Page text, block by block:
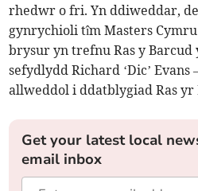
rhedwr o fri. Yn ddiweddar,
gynrychioli tîm Masters
brysur yn trefnu Ras y Barcud
sefydlydd Richard ‘Dic’
allweddol i ddatblygiad Ras yr
Get your latest local
email inbox